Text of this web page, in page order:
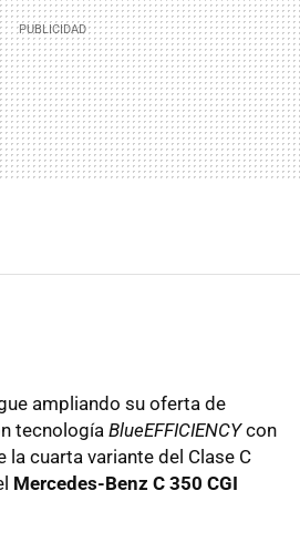
ampliando su oferta de
tecnología BlueEFFICIENCYcon
la cuarta variante del Clase C
Mercedes-Benz C 350 CGI